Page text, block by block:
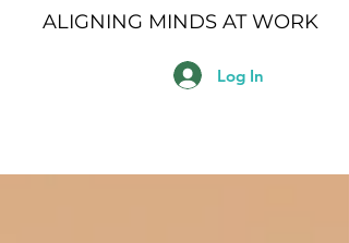
ALIGNING MINDS AT WORK
Log In